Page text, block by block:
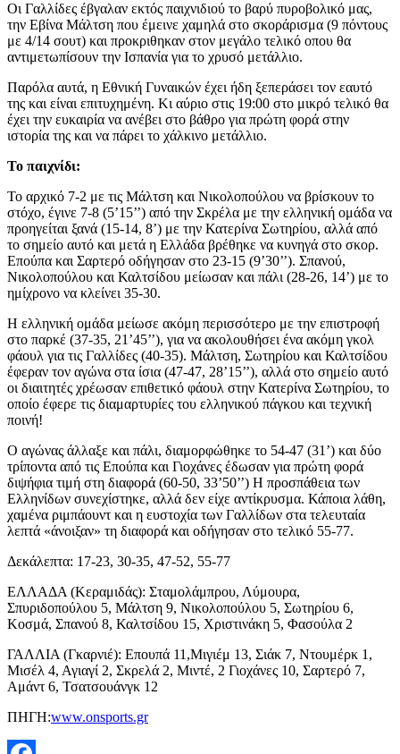
Οι Γαλλίδες έβγαλαν εκτός παιχνιδιού το βαρύ πυροβολικό μας,
την Εβίνα Μάλτση που έμεινε χαμηλά στο σκοράρισμα (9 πόντους
με 4/14 σουτ) και προκριθηκαν στον μεγάλο τελικό οπου θα
αντιμετωπίσουν την Ισπανία για το χρυσό μετάλλιο.
Παρόλα αυτά, η Εθνική Γυναικών έχει ήδη ξεπεράσει τον εαυτό
της και είναι επιτυχημένη. Κι αύριο στις 19:00 στο μικρό τελικό θα
έχει την ευκαιρία να ανέβει στο βάθρο για πρώτη φορά στην
ιστορία της και να πάρει το χάλκινο μετάλλιο.
Το παιχνίδι:
Το αρχικό 7-2 με τις Μάλτση και Νικολοπούλου να βρίσκουν το
στόχο, έγινε 7-8 (5’15’’) από την Σκρέλα με την ελληνική ομάδα να
προηγείται ξανά (15-14, 8’) με την Κατερίνα Σωτηρίου, αλλά από
το σημείο αυτό και μετά η Ελλάδα βρέθηκε να κυνηγά στο σκορ.
Επούπα και Σαρτερό οδήγησαν στο 23-15 (9’30’’). Σπανού,
Νικολοπούλου και Καλτσίδου μείωσαν και πάλι (28-26, 14’) με το
ημίχρονο να κλείνει 35-30.
Η ελληνική ομάδα μείωσε ακόμη περισσότερο με την επιστροφή
στο παρκέ (37-35, 21’45’’), για να ακολουθήσει ένα ακόμη γκολ
φάουλ για τις Γαλλίδες (40-35). Μάλτση, Σωτηρίου και Καλτσίδου
έφεραν τον αγώνα στα ίσια (47-47, 28’15’’), αλλά στο σημείο αυτό
οι διαιτητές χρέωσαν επιθετικό φάουλ στην Κατερίνα Σωτηρίου, το
οποίο έφερε τις διαμαρτυρίες του ελληνικού πάγκου και τεχνική
ποινή!
Ο αγώνας άλλαξε και πάλι, διαμορφώθηκε το 54-47 (31’) και δύο
τρίποντα από τις Επούπα και Γιοχάνες έδωσαν για πρώτη φορά
διψήφια τιμή στη διαφορά (60-50, 33’50’’) Η προσπάθεια των
Ελληνίδων συνεχίστηκε, αλλά δεν είχε αντίκρυσμα. Κάποια λάθη,
χαμένα ριμπάουντ και η ευστοχία των Γαλλίδων στα τελευταία
λεπτά «άνοιξαν» τη διαφορά και οδήγησαν στο τελικό 55-77.
Δεκάλεπτα: 17-23, 30-35, 47-52, 55-77
ΕΛΛΑΔΑ (Κεραμιδάς): Σταμολάμπρου, Λύμουρα,
Σπυριδοπούλου 5, Μάλτση 9, Νικολοπούλου 5, Σωτηρίου 6,
Κοσμά, Σπανού 8, Καλτσίδου 15, Χριστινάκη 5, Φασούλα 2
ΓΑΛΛΙΑ (Γκαρνιέ): Επουπά 11,Μιγιέμ 13, Σιάκ 7, Ντουμέρκ 1,
Μισέλ 4, Αγιαγί 2, Σκρελά 2, Μιντέ, 2 Γιοχάνες 10, Σαρτερό 7,
Αμάντ 6, Τσατσουάνγκ 12
ΠΗΓΗ:www.onsports.gr